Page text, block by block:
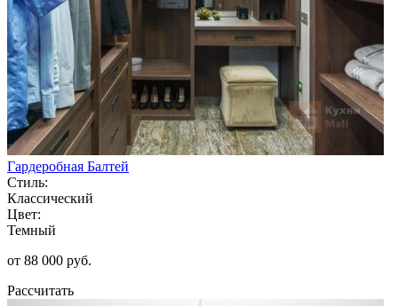
Гардеробная Балтей
Стиль:
Классический
Цвет:
Темный
от 88 000 руб.
Рассчитать